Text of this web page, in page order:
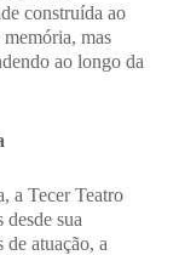
construída ao
mas
ao longo da
a Tecer Teatro
desde sua
atuação, a